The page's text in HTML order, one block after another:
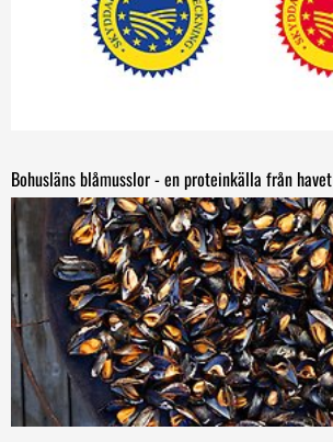
Bohusläns blåmusslor - en proteinkälla från havet